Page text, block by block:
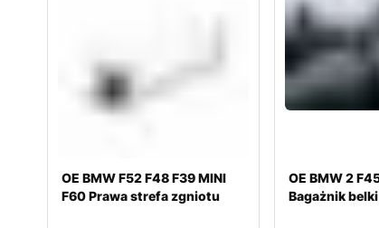
OE BMW F52 F48 F39 MINI
F60 Prawa strefa zgniotu
OE BMW 2
Bagażnik